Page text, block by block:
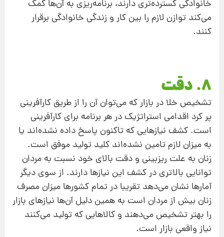
خانوادگی گسترده‌تری دارند، برنامه‌ریزی به آن‌ها کمک
می‌کند توازن لازم را بین کار و زندگی خانوادگی برقرار
کنند.
۸. دقت
تشخیص خلا در بازار که می‌توان آن را از طریق کارآفرینی
پر کرد اقدامی استراتژیک در هر برنامه برای کارآفرینی
است. کشف نیازهایی که تاکنون پاسخ داده نشده‌اند یا
به میزان لازم تامین نشده‌اند کلید تولید موفق است.
زنان به علت ریزبینی و دقت بالای خود نسبت به مردان
توانایی بالاتری در کشف این نیازها دارند. از سوی دیگر
آمارها نشان می‌دهد تقریبا در تمام کشورها میزان مصرف
زنان بیش از مردان است به همین دلیل آن‌ها نیازهای بازار
را بهتر تشخیص می‌دهند و کالاهایی که تولید می‌کنند
نیاز واقعی بازار است.